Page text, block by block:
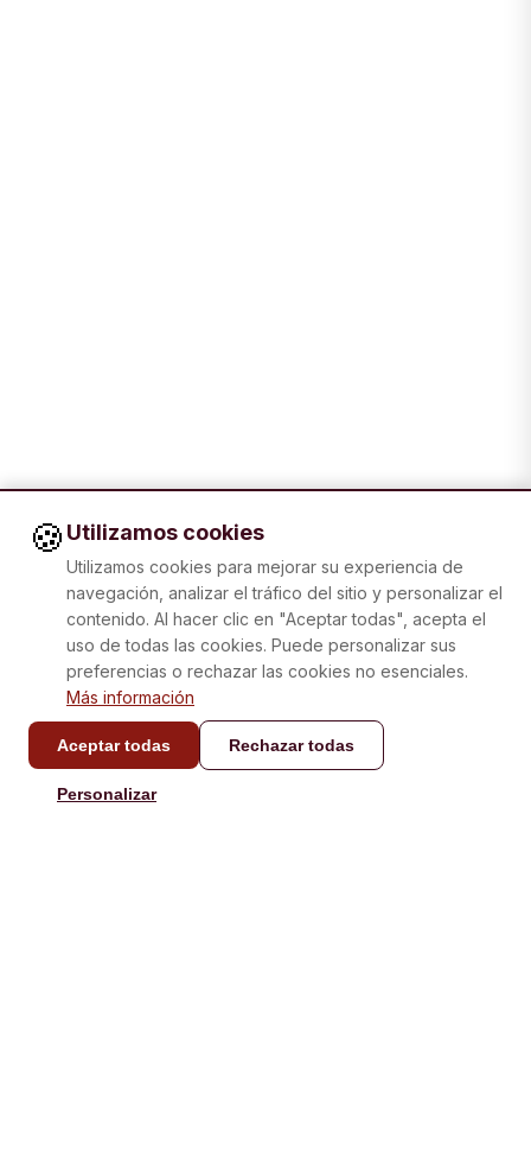
🍪 Utilizamos cookies
Utilizamos cookies para mejorar su experiencia de
navegación, analizar el tráfico del sitio y personalizar el
contenido. Al hacer clic en "Aceptar todas", acepta el
uso de todas las cookies. Puede personalizar sus
preferencias o rechazar las cookies no esenciales.
Más información
Aceptar todas Rechazar todas
Personalizar